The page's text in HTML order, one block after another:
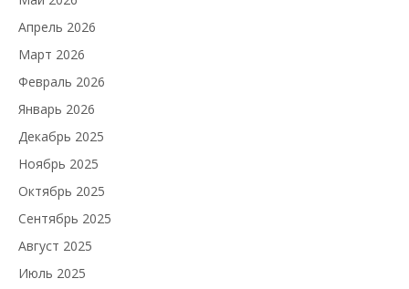
Апрель 2026
Март 2026
Февраль 2026
Январь 2026
Декабрь 2025
Ноябрь 2025
Октябрь 2025
Сентябрь 2025
Август 2025
Июль 2025